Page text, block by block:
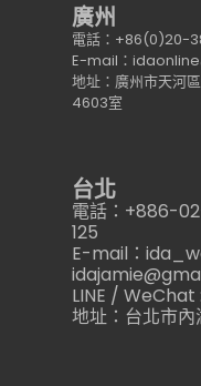
廣州
電話：+86(0)20-
E-mail：
地址：廣州市天河
4603室
台北
電話：+886-02-
125
E-mail：
LINE / WeChat
地址：台北市